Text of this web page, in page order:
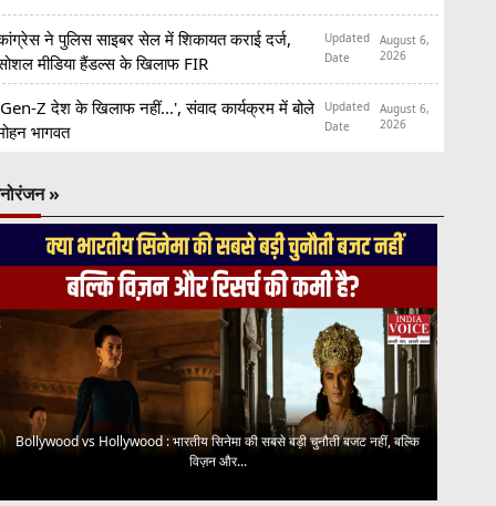
ने पुलिस साइबर सेल में शिकायत कराई दर्ज,
मीडिया हैंडल्स के खिलाफ FIR
Updated
Date
August 6,
2026
Z देश के खिलाफ नहीं...', संवाद कार्यक्रम में बोले
भागवत
Updated
Date
August 6,
2026
»
Bollywood vs Hollywood : भारतीय सिनेमा की सबसे बड़ी चुनौती बजट नहीं, बल्कि
विज़न और...